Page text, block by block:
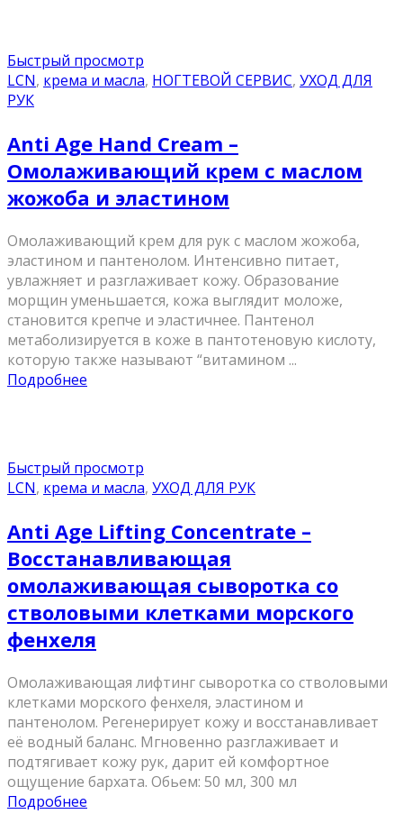
Быстрый просмотр
LCN, крема и масла, НОГТЕВОЙ СЕРВИС, УХОД ДЛЯ
РУК
Anti Age Hand Cream –
Омолаживающий крем с маслом
жожоба и эластином
Омолаживающий крем для рук с маслом жожоба,
эластином и пантенолом. Интенсивно питает,
увлажняет и разглаживает кожу. Образование
морщин уменьшается, кожа выглядит моложе,
становится крепче и эластичнее. Пантенол
метаболизируется в коже в пантотеновую кислоту,
которую также называют “витамином ...
Подробнее
Быстрый просмотр
LCN, крема и масла, УХОД ДЛЯ РУК
Anti Age Lifting Concentrate –
Восстанавливающая
омолаживающая сыворотка со
стволовыми клетками морского
фенхеля
Омолаживающая лифтинг сыворотка со стволовыми
клетками морского фенхеля, эластином и
пантенолом. Регенерирует кожу и восстанавливает
её водный баланс. Мгновенно разглаживает и
подтягивает кожу рук, дарит ей комфортное
ощущение бархата. Обьем: 50 мл, 300 мл
Подробнее